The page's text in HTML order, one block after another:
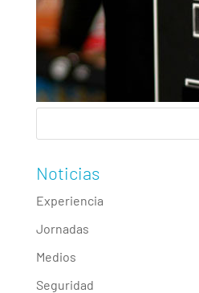
Noticias
Experiencia
Jornadas
Medios
Seguridad